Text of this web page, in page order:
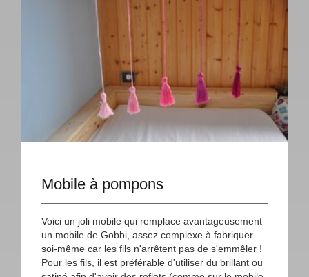
Mobile à pompons
Voici un joli mobile qui remplace avantageusement
un mobile de Gobbi, assez complexe à fabriquer
soi-même car les fils n'arrêtent pas de s'emmêler !
Pour les fils, il est préférable d'utiliser du brillant ou